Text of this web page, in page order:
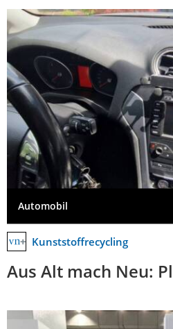
Automobil
Kunststoffrecycling
Aus Alt mach Neu: